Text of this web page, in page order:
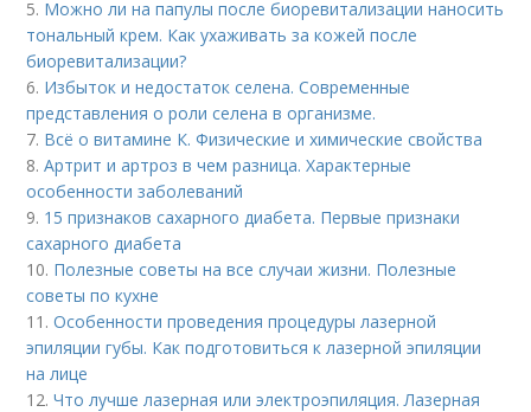
5. Можно ли на папулы после биоревитализации наносить
тональный крем. Как ухаживать за кожей после
биоревитализации?
6. Избыток и недостаток селена. Современные
представления о роли селена в организме.
7. Всё о витамине К. Физические и химические свойства
8.Артрит и артроз в чем разница. Характерные
особенности заболеваний
9. 15 признаков сахарного диабета. Первые признаки
сахарного диабета
10. Полезные советы на все случаи жизни. Полезные
советы по кухне
11.Особенности проведения процедуры лазерной
эпиляции губы. Как подготовиться к лазерной эпиляции
на лице
12.Что лучше лазерная или электроэпиляция. Лазерная